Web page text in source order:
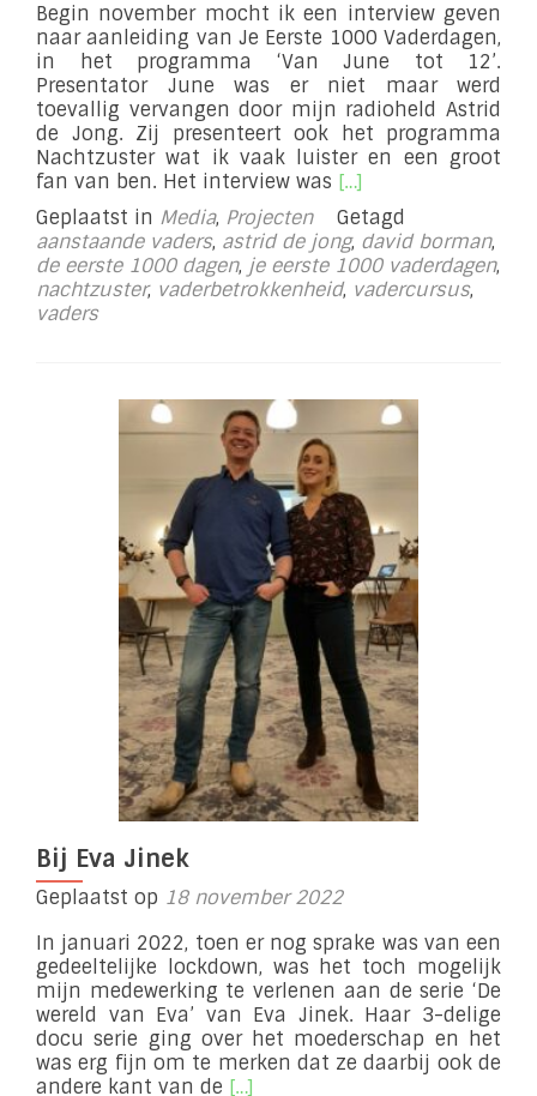
Begin november mocht ik een interview geven
naar aanleiding van Je Eerste 1000 Vaderdagen,
in het programma ‘Van June tot 12’.
Presentator June was er niet maar werd
toevallig vervangen door mijn radioheld Astrid
de Jong. Zij presenteert ook het programma
Nachtzuster wat ik vaak luister en een groot
fan van ben. Het interview was Lees
meer
overBij
Astrid
de
Jong
[…]
Geplaatst in Media, Projecten
Getagd
aanstaande vaders, astrid de jong, david borman,
de eerste 1000 dagen, je eerste 1000 vaderdagen,
nachtzuster, vaderbetrokkenheid, vadercursus,
vaders
Bij Eva Jinek
Geplaatst op 18 november 2022
In januari 2022, toen er nog sprake was van een
gedeeltelijke lockdown, was het toch mogelijk
mijn medewerking te verlenen aan de serie ‘De
wereld van Eva’ van Eva Jinek. Haar 3-delige
docu serie ging over het moederschap en het
was erg fijn om te merken dat ze daarbij ook de
andere kant van de Lees
[…]